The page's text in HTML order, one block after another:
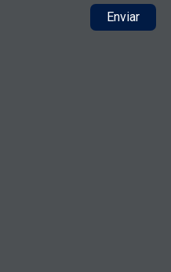
Enviar